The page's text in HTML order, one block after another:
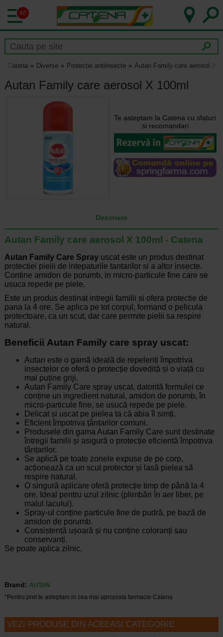
40
Catena Diverse Protectie antiinsecte Autan Family care aerosol X
Autan Family care aerosol X 100ml
Te asteptam la Catena cu sfaturi
si recomandari
Descriere
Autan Family care aerosol X 100ml - Catena
Autan Family Care Spray uscat este un produs destinat
protectiei pielii de intepaturile tantarilor si a altor insecte.
Contine amidon de porumb, in micro-particule fine care se
usuca repede pe piele.
Este un produs destinat intregii familii si ofera protectie de
pana la 4 ore. Se aplica pe tot corpul, formand o pelicula
protectoare, ca un scut, dar care permite pielii sa respire
natural.
Beneficii Autan Family care spray uscat:
Autan este o gamă ideală de repelenți împotriva
insectelor ce oferă o protecție dovedită și o viață cu
mai puține griji.
Autan Family Care spray uscat, datorită formulei ce
conține un ingredient natural, amidon de porumb, în
micro-particule fine, se usucă repede pe piele.
Delicat și uscat pe pielea ta că abia îl simți.
Eficient împotriva țânțarilor comuni.
Produsele din gama Autan Family Care sunt destinate
întregii familii și asigură o protecție eficientă împotriva
țânțarilor.
Se aplică pe toate zonele expuse de pe corp,
acționează ca un scut protector și lasă pielea să
respire natural.
O singură aplicare oferă protecție timp de până la 4
ore. Ideal pentru uzul zilnic (plimbări în aer liber, pe
malul lacului).
Spray-ul conține particule fine de pudră, pe bază de
amidon de porumb.
Consistență ușoară și nu conține coloranți sau
conservanți.
Se poate aplica zilnic.
Brand: AUTAN
*Pentru pret te asteptam in cea mai apropiata farmacie Catena
VEZI PRODUSE DIN ACEEASI CATEGORIE